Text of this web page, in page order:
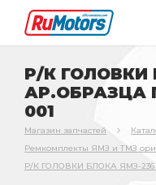
Р/К ГОЛОВКИ
АР.ОБРАЗЦА
001
Магазин запчастей
Ремкомплекты ЯМЗ и ТМЗ
Р/К ГОЛОВКИ БЛОКА ЯМЗ-236